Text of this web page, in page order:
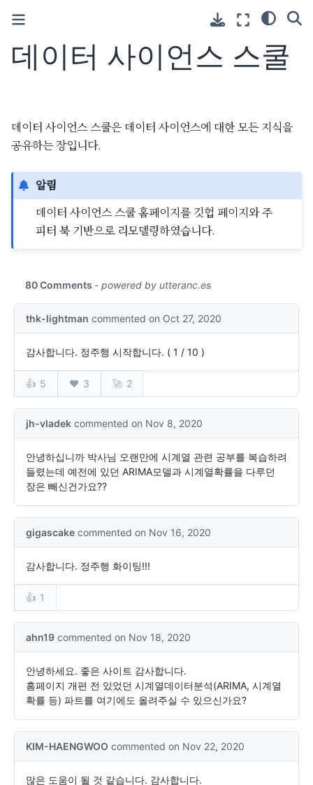
데이터 사이언스 스쿨
데이터 사이언스 스쿨은 데이터 사이언스에 대한 모든 지식을
공유하는 장입니다.
알림
데이터 사이언스 스쿨 홈페이지를 깃헙 페이지와 주
피터 북 기반으로 리모델링하였습니다.